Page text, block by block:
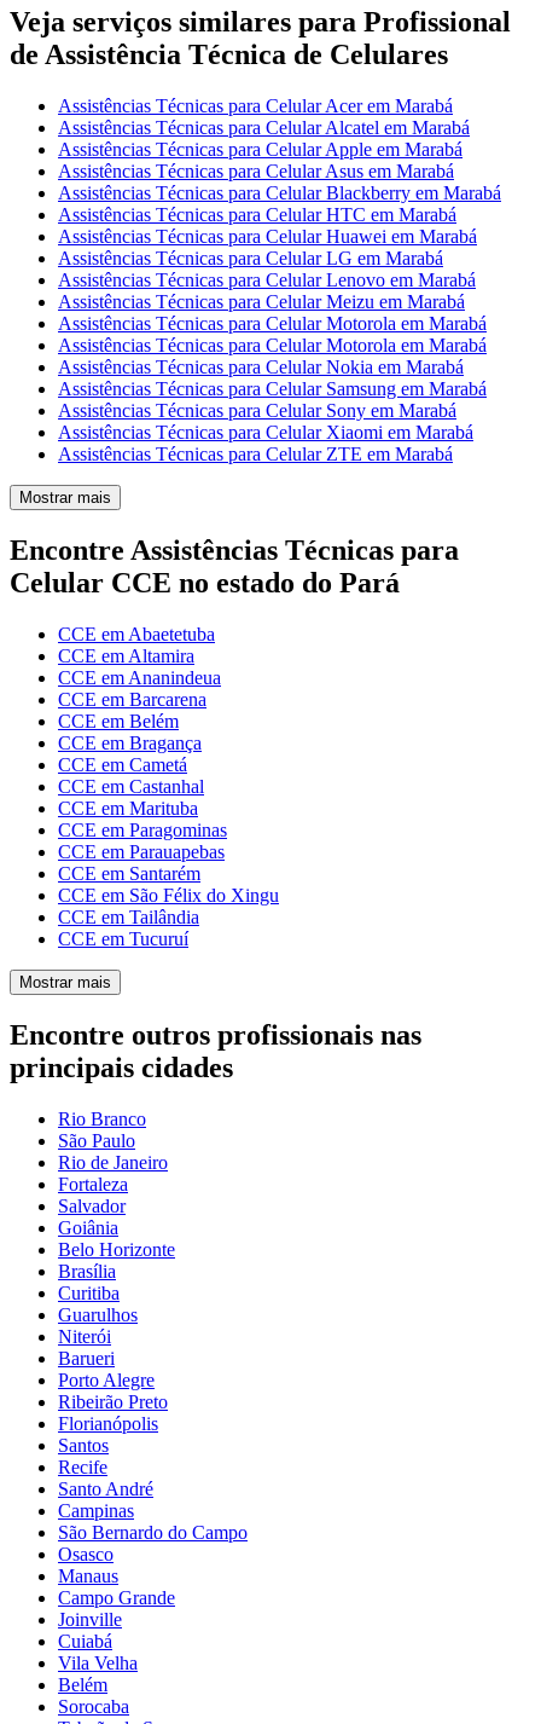
Veja serviços similares para Profissional
de Assistência Técnica de Celulares
Assistências Técnicas para Celular Acer em Marabá
Assistências Técnicas para Celular Alcatel em Marabá
Assistências Técnicas para Celular Apple em Marabá
Assistências Técnicas para Celular Asus em Marabá
Assistências Técnicas para Celular Blackberry em Marabá
Assistências Técnicas para Celular HTC em Marabá
Assistências Técnicas para Celular Huawei em Marabá
Assistências Técnicas para Celular LG em Marabá
Assistências Técnicas para Celular Lenovo em Marabá
Assistências Técnicas para Celular Meizu em Marabá
Assistências Técnicas para Celular Motorola em Marabá
Assistências Técnicas para Celular Motorola em Marabá
Assistências Técnicas para Celular Nokia em Marabá
Assistências Técnicas para Celular Samsung em Marabá
Assistências Técnicas para Celular Sony em Marabá
Assistências Técnicas para Celular Xiaomi em Marabá
Assistências Técnicas para Celular ZTE em Marabá
Mostrar mais
Encontre Assistências Técnicas para
Celular CCE no estado do Pará
CCE em Abaetetuba
CCE em Altamira
CCE em Ananindeua
CCE em Barcarena
CCE em Belém
CCE em Bragança
CCE em Cametá
CCE em Castanhal
CCE em Marituba
CCE em Paragominas
CCE em Parauapebas
CCE em Santarém
CCE em São Félix do Xingu
CCE em Tailândia
CCE em Tucuruí
Mostrar mais
Encontre outros profissionais nas
principais cidades
Rio Branco
São Paulo
Rio de Janeiro
Fortaleza
Salvador
Goiânia
Belo Horizonte
Brasília
Curitiba
Guarulhos
Niterói
Barueri
Porto Alegre
Ribeirão Preto
Florianópolis
Santos
Recife
Santo André
Campinas
São Bernardo do Campo
Osasco
Manaus
Campo Grande
Joinville
Cuiabá
Vila Velha
Belém
Sorocaba